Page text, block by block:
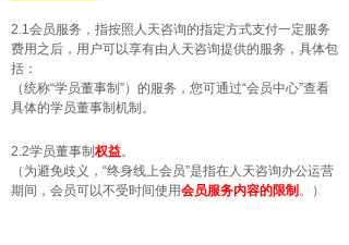
2.1会员服务，指按照人天咨询的指定方式支付一定服务
费用之后，用户可以享有由人天咨询提供的服务，具体包
括：
（统称“学员董事制”）的服务，您可通过“会员中心”查看
具体的学员董事制机制。
2.2学员董事制 权益。
（为避免歧义，“终身线上会员”是指在人天咨询办公运营
期间，会员可以不受时间使用会员服务内容的限制 。 ）